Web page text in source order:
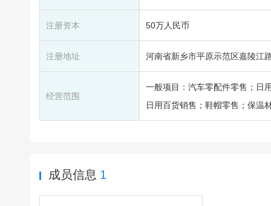
注册资本 50万人民币
注册地址 河南省新乡市平原示范区嘉陵江
经营范围
一般项目：汽车零配件零售；日
日用百货销售；鞋帽零售；保温
成员信息 1